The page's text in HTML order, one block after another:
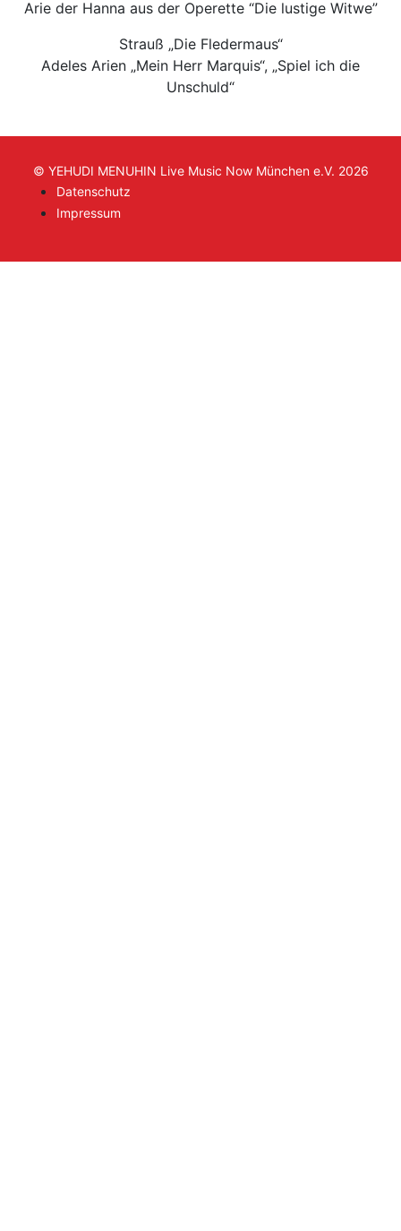
Arie der Hanna aus der Operette “Die lustige Witwe”
Strauß „Die Fledermaus“
Adeles Arien „Mein Herr Marquis“, „Spiel ich die
Unschuld“
© YEHUDI MENUHIN Live Music Now München e.V. 2026
Datenschutz
Impressum